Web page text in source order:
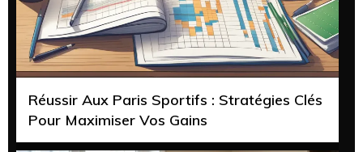
Réussir Aux Paris Sportifs : Stratégies Clés
Pour Maximiser Vos Gains